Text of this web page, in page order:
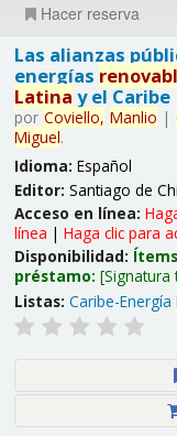
Hacer reserva
Las alianzas
energías
Latina y el Caribe
por Coviello, Manlio |
Miguel.
Idioma: Español
Editor: Santiago de
Acceso en línea:
línea | Haga clic para
Disponibilidad:
préstamo: Signatura
Listas: Caribe-Energía